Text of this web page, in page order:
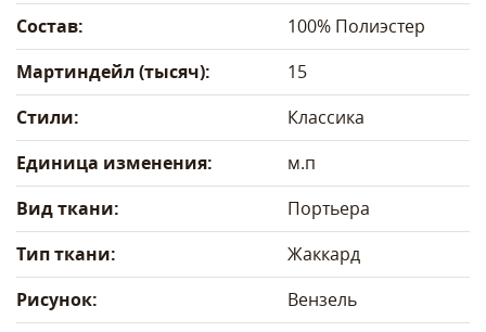
Состав:
100% Полиэстер
Мартиндейл (тысяч):
15
Стили:
Классика
Единица изменения:
м.п
Вид ткани:
Портьера
Тип ткани:
Жаккард
Рисунок:
Вензель